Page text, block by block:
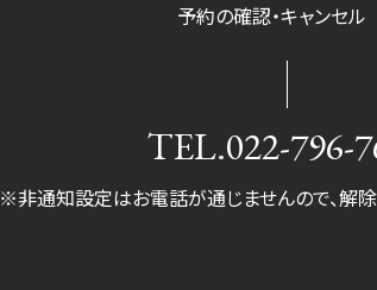
予約の確認・キャンセル
TEL.022-796-
※非通知設定はお電話が通じませんので、解